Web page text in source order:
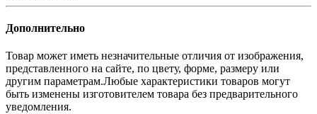
Дополнительно
Товар может иметь незначительные отличия от изображения,
представленного на сайте, по цвету, форме, размеру или
другим параметрам.Любые характеристики товаров могут
быть изменены изготовителем товара без предварительного
уведомления.